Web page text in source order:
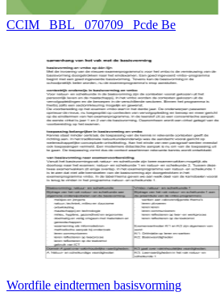
CCIM_ BBL_ 070709_ Pcde Be
Wordfile eindtermen basisvorming